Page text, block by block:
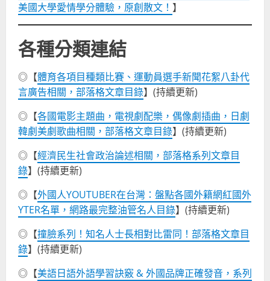
美國大學愛情學分體驗，原創散文！ 】
各種分類連結
◎【體育各項目種類比賽、運動員選手新聞花絮八卦代
言廣告相關，部落格文章目錄】(持續更新)
◎【各國電影主題曲，電視劇配樂，偶像劇插曲，日劇
韓劇美劇歌曲相關，部落格文章目錄】(持續更新)
◎【經濟民生社會政治論述相關，部落格系列文章目
錄】(持續更新)
◎【外國人YOUTUBER在台灣：盤點各國外籍網紅國外
YTER名單，網路最完整油管名人目錄】(持續更新)
◎【撞臉系列！知名人士長相對比雷同！部落格文章目
錄】(持續更新)
◎【美語日語外語學習訣竅 & 外國品牌正確發音，系列